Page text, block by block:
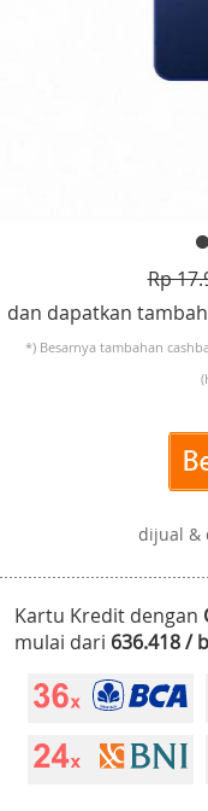
Rp
dan dapatkan
*) Besarnya tambahan
dijual &
Kartu Kredit dengan
mulai dari 636.418 /